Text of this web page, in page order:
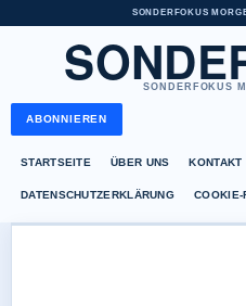
SONDERFOKUS
SONDERFOKUS
ABONNIEREN
STARTSEITE ÜBER UNS KONTAKT
DATENSCHUTZERKLÄRUNG COOKIE-